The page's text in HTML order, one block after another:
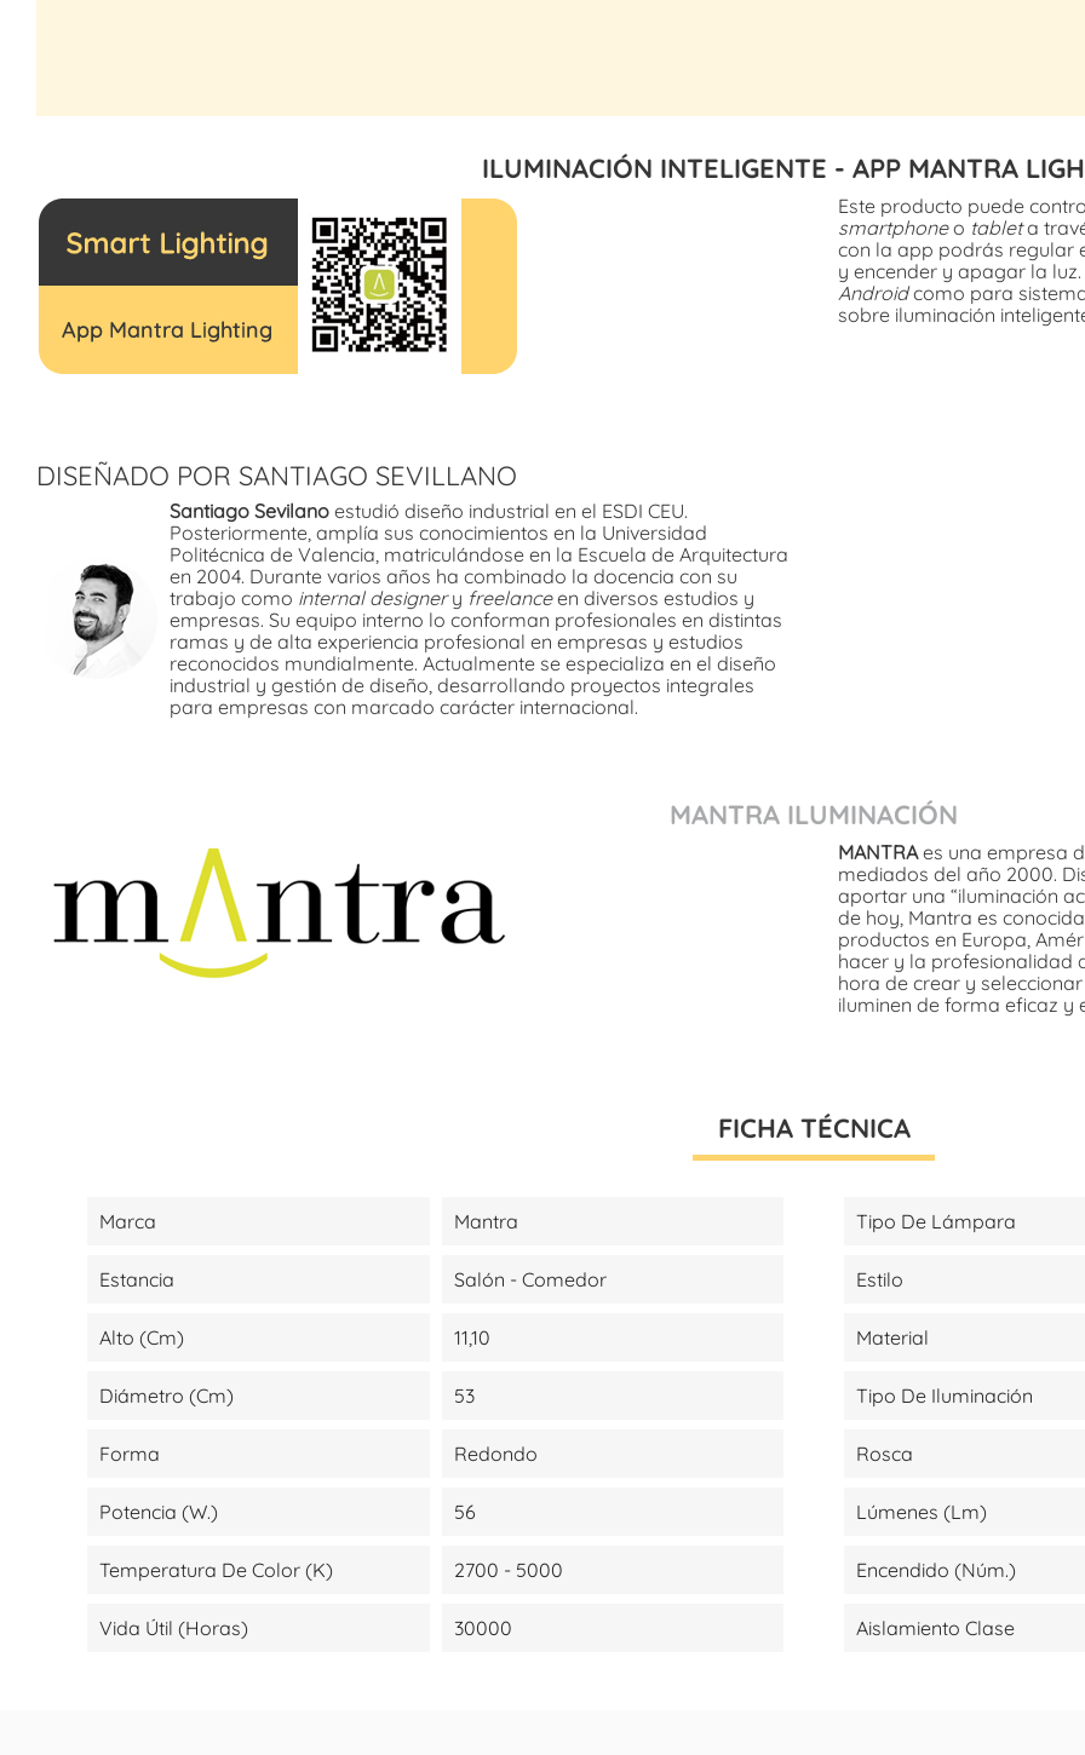
ILUMINACIÓN INTELIGENTE - APP MANTRA
Este producto puede
smartphoneo tableta
con la app podrás regular
y encender y apagar la
Androidcomo para
sobre iluminación
DISEÑADO POR SANTIAGO SEVILLANO
Santiago Sevilano estudió diseño industrial en el ESDI CEU.
Posteriormente, amplía sus conocimientos en la Universidad
Politécnica de Valencia, matriculándose en la Escuela de Arquitectura
en 2004. Durante varios años ha combinado la docencia con su
trabajo como internal designery freelanceen diversos estudios y
empresas. Su equipo interno lo conforman profesionales en distintas
ramas y de alta experiencia profesional en empresas y estudios
reconocidos mundialmente. Actualmente se especializa en el diseño
industrial y gestión de diseño, desarrollando proyectos integrales
para empresas con marcado carácter internacional.
MANTRA ILUMINACIÓN
MANTRAes una empresa
mediados del año 2000.
aportar una “iluminación
de hoy, Mantra es
productos en Europa,
hacer y la profesionalidad
hora de crear y
iluminen de forma eficaz y
FICHA TÉCNICA
Marca Mantra Tipo De Lámpara
Estancia Salón - Comedor Estilo
Alto (cm) 11,10 Material
Diámetro (cm) 53 Tipo De Iluminación
Forma Redondo Rosca
Potencia (W.) 56 Lúmenes (lm)
Temperatura De Color (K) 2700 - 5000 Encendido (Núm.)
Vida Útil (Horas) 30000 Aislamiento Clase